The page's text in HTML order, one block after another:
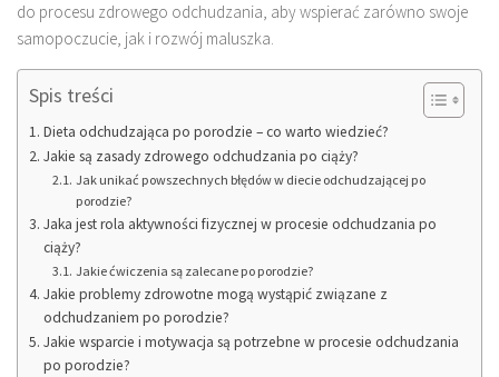
do procesu zdrowego odchudzania, aby wspierać zarówno swoje
samopoczucie, jak i rozwój maluszka.
Spis treści
Dieta odchudzająca po porodzie – co warto wiedzieć?
Jakie są zasady zdrowego odchudzania po ciąży?
Jak unikać powszechnych błędów w diecie odchudzającej po
porodzie?
Jaka jest rola aktywności fizycznej w procesie odchudzania po
ciąży?
Jakie ćwiczenia są zalecane po porodzie?
Jakie problemy zdrowotne mogą wystąpić związane z
odchudzaniem po porodzie?
Jakie wsparcie i motywacja są potrzebne w procesie odchudzania
po porodzie?